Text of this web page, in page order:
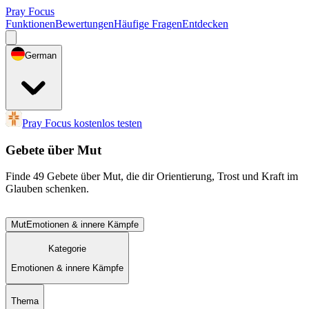
Pray Focus
FunktionenBewertungenHäufige FragenEntdecken
German
Pray Focus kostenlos testen
Gebete über Mut
Finde 49 Gebete über Mut, die dir Orientierung, Trost und Kraft im
Glauben schenken.
MutEmotionen & innere Kämpfe
Kategorie
Emotionen & innere Kämpfe
Thema